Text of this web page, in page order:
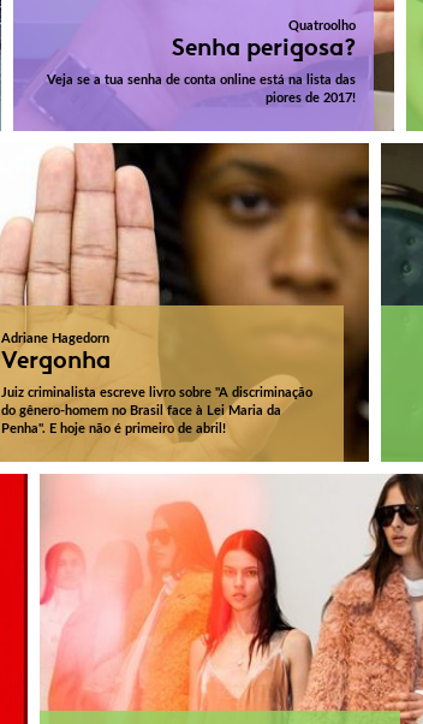
Quatroolho
Senha perigosa?
Veja se a tua senha de conta online está na lista das
piores de 2017!
Adriane Hagedorn
Vergonha
Juiz criminalista escreve livro sobre "A discriminação
do gênero-homem no Brasil face à Lei Maria da
Penha". E hoje não é primeiro de abril!